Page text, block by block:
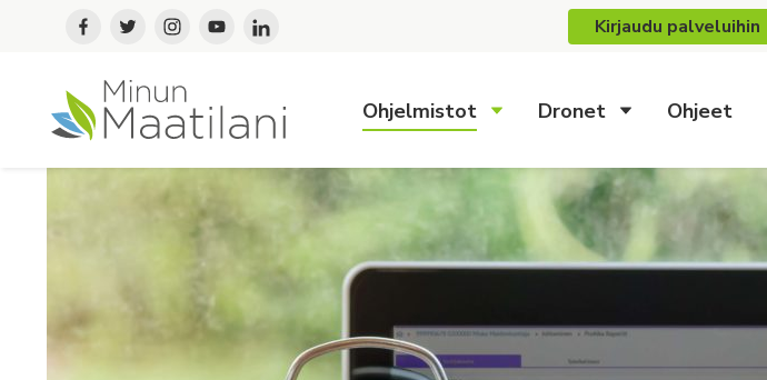
Kirjaudu palveluihin
Ohjelmistot Dronet Ohjeet